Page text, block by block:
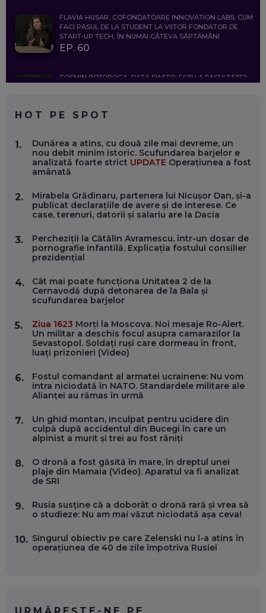
FLAVIA HUSAR, COFONDATOARE INNOVATION LABS: CUM
FACI PASUL DE LA STUDENT LA VIITOR FONDATOR DE
START-UP TECH, ÎN NUMAI CÂTEVA SĂPTĂMÂNI
EP. 60
COSMIN BOȚOROGA, DATA SWEEP: EȘTI LA FACULTATE?
FOLOSEȘTI TEHNOLOGIA CA SĂ FII MAI BUN LA JOB. ȘI CUM
SE VA SCHIMBA MUNCA, ÎN URMĂTORII ANI
EP. 58
MARIUS PAȘCULEA, COFONDATOR AL KULTH: CUM
FOLOSEȘTI TEHNOLOGIA CA SĂ ÎȚI DESCHIZI DRUMUL
CĂTRE ARTĂ, LA NIVEL GLOBAL
ANDREI AVĂDANEI, BIT SENTINEL: CUM ÎȚI PROTEJEZI
CARIERĂ DE „HACKER CU PERMIS”
EP. 56
DOINA VÎLCEANU, CONTENTSPEED: VREI SUCCES ONLINE?
ÎNVAȚĂ AEO ȘI GEO!
EP. 55
OLIVIU MATEI, HOLISUN: SOFTWARE DE LA CLUJ PENTRU
WASHINGTON, OCHELARI INTELIGENȚI ȘI FERME
VERTICALE FĂRĂ PĂMÂNT
VALENTIN VANCEA, CEO AL PATRIA BANK: AUTOMATIZĂM
INSTITUȚIILE STATULUI?
EP. 53
GLOBALĂ, FĂRĂ SĂ PIERZI LEGĂTURA CU COMUNITATEA
TA LOCALĂ - ȘI CE SĂ DAI ÎNAPOI
ROBERT GRAUR, FOMO: SPEAKERUL PE SCENĂ, INVITATUL
HOT PE SPOT
1.
Dunărea a atins, cu două zile mai devreme, un
nou debit minim istoric. Scufundarea barjelor e
analizată foarte strict UPDATE Operațiunea a fost
amânată
2.
Mirabela Grădinaru, partenera lui Nicușor Dan, și-a
publicat declarațiile de avere și de interese. Ce
case, terenuri, datorii și salariu are la Dacia
3.
Percheziții la Cătălin Avramescu, într-un dosar de
pornografie infantilă. Explicația fostului consilier
prezidențial
4.
Cât mai poate funcționa Unitatea 2 de la
Cernavodă după detonarea de la Bala și
scufundarea barjelor
5. Ziua 1623 Morți la Moscova. Noi mesaje Ro-Alert.
Un militar a deschis focul asupra camarazilor la
Sevastopol. Soldați ruși care dormeau în front,
luați prizonieri (Video)
6.
Fostul comandant al armatei ucrainene: Nu vom
intra niciodată în NATO. Standardele militare ale
Alianței au rămas în urmă
7.
Un ghid montan, inculpat pentru ucidere din
culpă după accidentul din Bucegi în care un
alpinist a murit și trei au fost răniți
8.
O dronă a fost găsită în mare, în dreptul unei
plaje din Mamaia (Video). Aparatul va fi analizat
de SRI
9.
Rusia susține că a doborât o dronă rară și vrea să
o studieze: Nu am mai văzut niciodată așa ceva!
10. Singurul obiectiv pe care Zelenski nu l-a atins în
operațiunea de 40 de zile împotriva Rusiei